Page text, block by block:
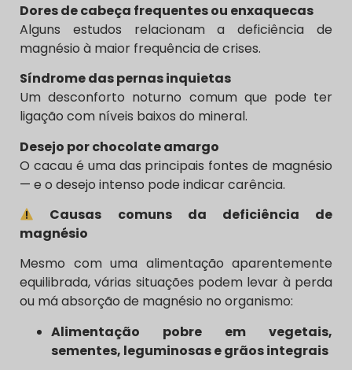
Dores de cabeça frequentes ou enxaquecas
Alguns estudos relacionam a deficiência de
magnésio à maior frequência de crises.
Síndrome das pernas inquietas
Um desconforto noturno comum que pode ter
ligação com níveis baixos do mineral.
Desejo por chocolate amargo
O cacau é uma das principais fontes de magnésio
— e o desejo intenso pode indicar carência.
Causas comuns da deficiência de
magnésio
Mesmo com uma alimentação aparentemente
equilibrada, várias situações podem levar à perda
ou má absorção de magnésio no organismo:
Alimentação pobre em vegetais,
sementes, leguminosas e grãos integrais